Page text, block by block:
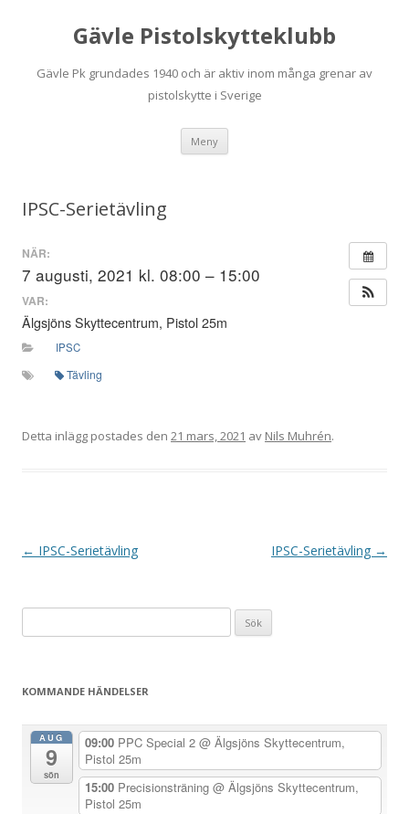
Gävle Pistolskytteklubb
Gävle Pk grundades 1940 och är aktiv inom många grenar av
pistolskytte i Sverige
Meny
IPSC-Serietävling
NÄR:
7 augusti, 2021 kl. 08:00 – 15:00
VAR:
Älgsjöns Skyttecentrum, Pistol 25m
IPSC
Tävling
Detta inlägg postades den 21 mars, 2021 av Nils Muhrén.
I
n
← IPSC-Serietävling IPSC-Serietävling →
efter:
KOMMANDE HÄNDELSER
AUG
9
sön
09:00 PPC Special 2 @ Älgsjöns Skyttecentrum,
Pistol 25m
15:00 Precisionsträning @ Älgsjöns Skyttecentrum,
Pistol 25m